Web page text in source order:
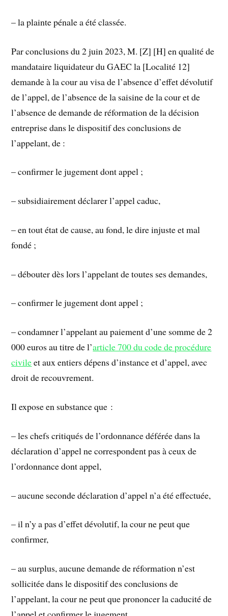
– la plainte pénale a été classée.
Par conclusions du 2 juin 2023, M. [Z] [H] en qualité de
mandataire liquidateur du GAEC la [Localité 12]
demande à la cour au visa de l’absence d’effet dévolutif
de l’appel, de l’absence de la saisine de la cour et de
l’absence de demande de réformation de la décision
entreprise dans le dispositif des conclusions de
l’appelant, de :
– confirmer le jugement dont appel ;
– subsidiairement déclarer l’appel caduc,
– en tout état de cause, au fond, le dire injuste et mal
fondé ;
– débouter dès lors l’appelant de toutes ses demandes,
– confirmer le jugement dont appel ;
– condamner l’appelant au paiement d’une somme de 2
000 euros au titre de l’article 700 du code de procédure
civileet aux entiers dépens d’instance et d’appel, avec
droit de recouvrement.
Il expose en substance que :
– les chefs critiqués de l’ordonnance déférée dans la
déclaration d’appel ne correspondent pas à ceux de
l’ordonnance dont appel,
– aucune seconde déclaration d’appel n’a été effectuée,
– il n’y a pas d’effet dévolutif, la cour ne peut que
confirmer,
– au surplus, aucune demande de réformation n’est
sollicitée dans le dispositif des conclusions de
l’appelant, la cour ne peut que prononcer la caducité de